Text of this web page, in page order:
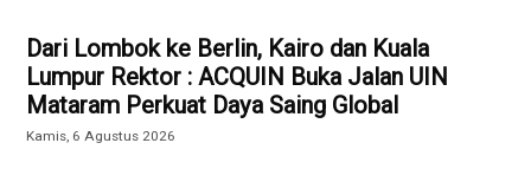
Dari Lombok ke Berlin, Kairo dan Kuala
Lumpur Rektor : ACQUIN Buka Jalan UIN
Mataram Perkuat Daya Saing Global
Kamis, 6 Agustus 2026